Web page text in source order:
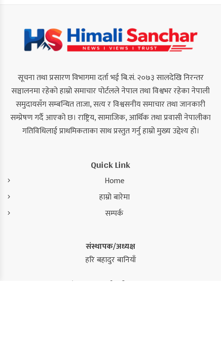
सूचना तथा प्रसारण विभागमा दर्ता भई बि.सं. २०७३ सालदेखि निरन्तर
सञ्चालनमा रहेको हाम्रो समाचार पोर्टलले नेपाल तथा विश्वभर रहेका नेपाली
समुदायसँग सम्बन्धित ताजा, सत्य र विश्वसनीय समाचार तथा जानकारी
सम्प्रेषण गर्दै आएको छ। राष्ट्रिय, सामाजिक, आर्थिक तथा प्रवासी नेपालीका
गतिविधिलाई प्राथमिकताका साथ प्रस्तुत गर्नु हाम्रो मुख्य उद्देश्य हो।
Quick Link
Home
हाम्रो बारेमा
सम्पर्क
संस्थापक/अध्यक्ष
हरि बहादुर बानियाँ
संस्थापक/कार्यकारी सम्पादक